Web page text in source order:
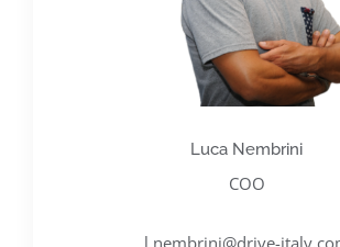
Luca Nembrini
COO
l.nembrini@drive-